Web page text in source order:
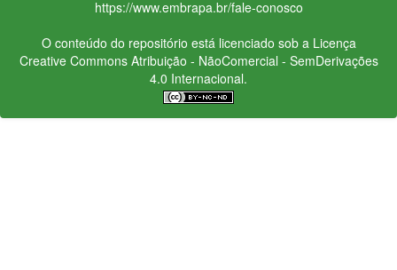
https://www.embrapa.br/fale-conosco
O conteúdo do repositório está licenciado sob a Licença
Creative CommonsAtribuição - NãoComercial - SemDerivações
4.0 Internacional.